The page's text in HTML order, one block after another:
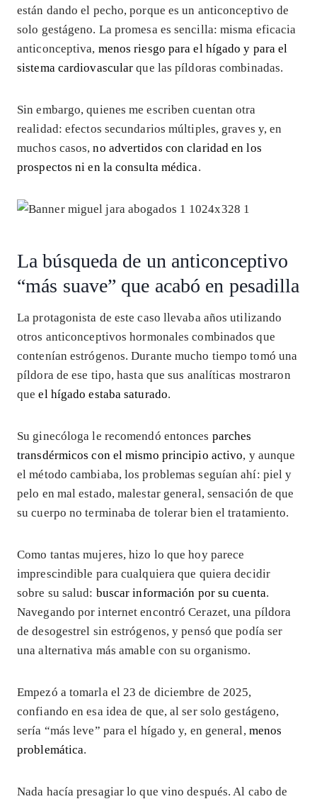
están dando el pecho, porque es un anticonceptivo de
solo gestágeno. La promesa es sencilla: misma eficacia
anticonceptiva, menos riesgo para el hígado y para el
sistema cardiovascular que las píldoras combinadas.
Sin embargo, quienes me escriben cuentan otra
realidad: efectos secundarios múltiples, graves y, en
muchos casos,no advertidos con claridad en los
prospectos ni en la consulta médica.
La búsqueda de un anticonceptivo
“más suave” que acabó en pesadilla
La protagonista de este caso llevaba años utilizando
otros anticonceptivos hormonales combinados que
contenían estrógenos. Durante mucho tiempo tomó una
píldora de ese tipo, hasta que sus analíticas mostraron
queel hígado estaba saturado.
Su ginecóloga le recomendó entonces parches
transdérmicos con el mismo principio activo, y aunque
el método cambiaba, los problemas seguían ahí: piel y
pelo en mal estado, malestar general, sensación de que
su cuerpo no terminaba de tolerar bien el tratamiento.
Como tantas mujeres, hizo lo que hoy parece
imprescindible para cualquiera que quiera decidir
sobre su salud: buscar información por su cuenta.
Navegando por internet encontró Cerazet, una píldora
de desogestrel sin estrógenos, y pensó que podía ser
una alternativa más amable con su organismo.
Empezó a tomarla el 23 de diciembre de 2025,
confiando en esa idea de que, al ser solo gestágeno,
sería “más leve” para el hígado y, en general, menos
problemática.
Nada hacía presagiar lo que vino después. Al cabo de